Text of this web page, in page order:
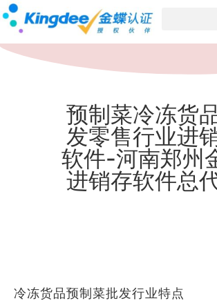
预制菜冷冻货
发零售行业进
软件-河南郑州
进销存软件总
冷冻货品预制菜批发行业特点